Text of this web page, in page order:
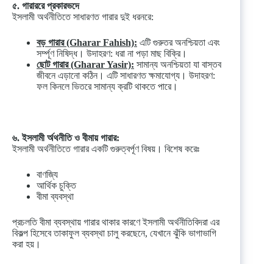
৫. গারাররে প্রকারভদে
ইসলামী অর্থনীতিতে সাধারণত গারার দুই ধরনরে:
বড় গারার (Gharar Fahish): এটি গুরুতর অনশ্চিয়তা এবং
সর্ম্পূণ নিষিদ্ধ। উদাহরণ: ধরা না পড়া মাছ বিক্রি।
ছোট গারার (Gharar Yasir): সামান্য অনশ্চিয়তা যা বাস্তব
জীবনে এড়ানো কঠিন। এটি সাধারণত ক্ষমাযোগ্য। উদাহরণ:
ফল কিনলে ভিতরে সামান্য ক্রটি থাকতে পারে।
৬. ইসলামী র্অথনীতি ও বীমায় গারার:
ইসলামী অর্থনীতিতে গারার একটি গুরুত্বর্পূণ বিষয়। বিশেষ করেঃ
বাণজ্যি
আর্থিক চুক্তি
বীমা ব্যবস্থা
প্রচলতি বীমা ব্যবস্থায় গারার থাকার কারণে ইসলামী অর্থনীতিবিদরা এর
বিকল্প হিসেবে তাকাফুল ব্যবস্থা চালু করছেনে, যেখানে ঝুঁকি ভাগাভাগি
করা হয়।